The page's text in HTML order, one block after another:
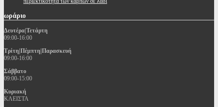
ωράριο
Δευτέρα|Τετάρτη
09:00-16:00
Τρίτη|Πέμπτη|Παρασκευή
09:00-16:00
Σάββατο
09:00-15:00
Κυριακή
ΚΛΕΙΣΤΑ